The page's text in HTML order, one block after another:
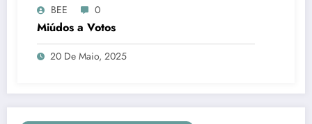
BEE 0
Miúdos a Votos
20 De Maio, 2025